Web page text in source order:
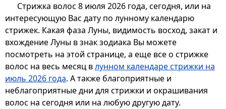
Стрижка волос 8 июля 2026 года, сегодня, или на
интересующую Вас дату по лунному календарю
стрижек. Какая фаза Луны, видимость восход, закат и
вхождение Луны в знак зодиака Вы можете
посмотреть на этой странице, а еще все о стрижке
волос на весь месяц влунном календаре стрижки на
июль 2026 года. А также благоприятные и
неблагоприятные дни для стрижки и окрашивания
волос на сегодня или на любую другую дату.